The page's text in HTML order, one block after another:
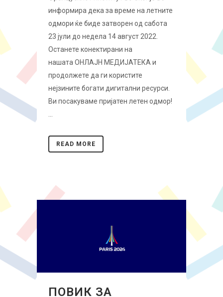
информира дека за време на летните
одмoри ќе биде затворен од сабота
23 јули до недела 14 август 2022.
Останете конектирани на
нашата ОНЛАЈН МЕДИЈАТЕКА и
продолжете да ги користите
нејзините богати дигитални ресурси.
Ви посакуваме пријатен летен одмор!
...
READ MORE
ПОВИК ЗА